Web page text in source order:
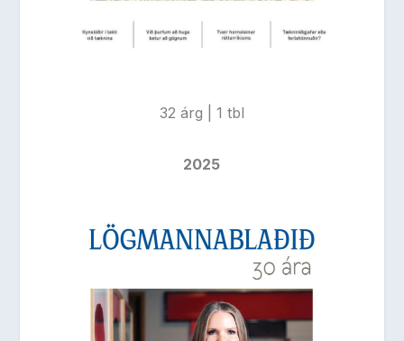
32 árg | 1 tbl
2025